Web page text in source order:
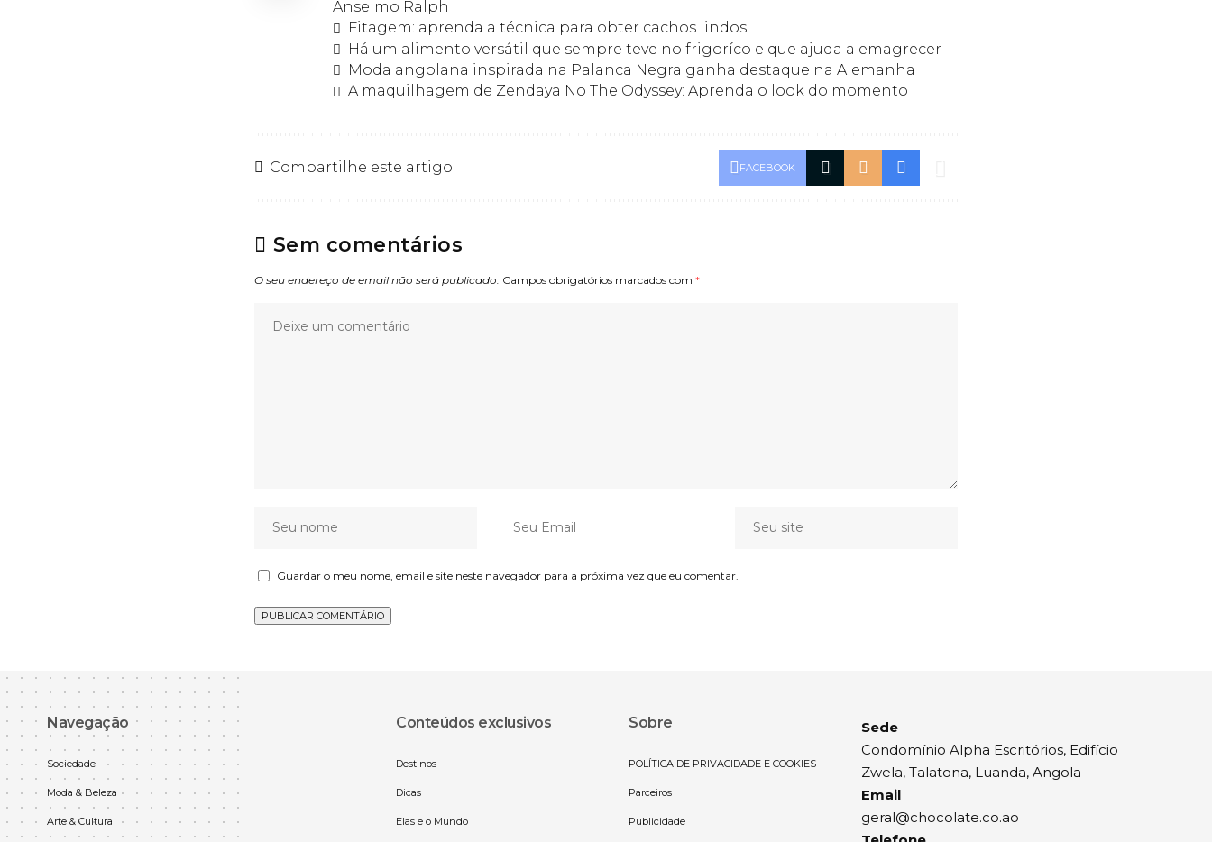
Anselmo Ralph
Fitagem: aprenda a técnica para obter cachos lindos
Há um alimento versátil que sempre teve no frigoríco e que ajuda a emagrecer
Moda angolana inspirada na Palanca Negra ganha destaque na Alemanha
A maquilhagem de Zendaya No The Odyssey: Aprenda o look do momento
Compartilhe este artigo FACEBOOK
Sem comentários
O seu endereço de email não será publicado. Campos obrigatórios marcados com *
Guardar o meu nome, email e site neste navegador para a próxima vez que eu comentar.
Navegação
Sociedade
Moda & Beleza
Arte & Cultura
Conteúdos exclusivos
Destinos
Dicas
Elas e o Mundo
Sobre
POLÍTICA DE PRIVACIDADE E COOKIES
Parceiros
Publicidade
Sede
Condomínio Alpha Escritórios, Edifício
Zwela, Talatona, Luanda, Angola
Email
geral@chocolate.co.ao